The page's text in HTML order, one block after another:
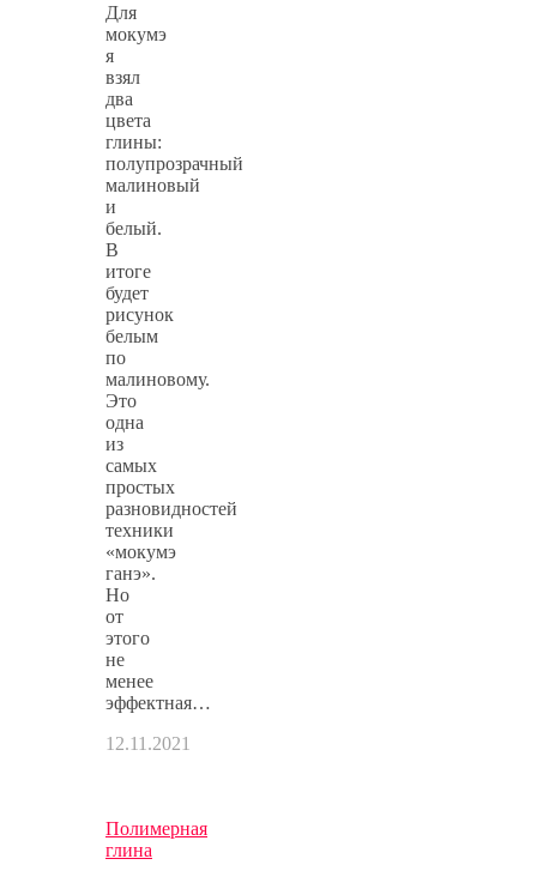
Для
мокумэ
я
взял
два
цвета
глины:
полупрозрачный
малиновый
и
белый.
В
итоге
будет
рисунок
белым
по
малиновому.
Это
одна
из
самых
простых
разновидностей
техники
«мокумэ
ганэ».
Но
от
этого
не
менее
эффектная…
12.11.2021
Полимерная
глина